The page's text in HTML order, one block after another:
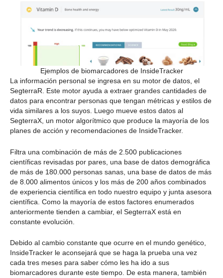
Ejemplos de biomarcadores de InsideTracker
La información personal se ingresa en su motor de datos, el
SegterraR. Este motor ayuda a extraer grandes cantidades de
datos para encontrar personas que tengan métricas y estilos de
vida similares a los suyos. Luego mueve estos datos al
SegterraX, un motor algorítmico que produce la mayoría de los
planes de acción y recomendaciones de InsideTracker.
Filtra una combinación de más de 2.500 publicaciones
científicas revisadas por pares, una base de datos demográfica
de más de 180.000 personas sanas, una base de datos de más
de 8.000 alimentos únicos y los más de 200 años combinados
de experiencia científica en todo nuestro equipo y junta asesora
científica. Como la mayoría de estos factores enumerados
anteriormente tienden a cambiar, el SegterraX está en
constante evolución.
Debido al cambio constante que ocurre en el mundo genético,
InsideTracker le aconsejará que se haga la prueba una vez
cada tres meses para saber cómo les ha ido a sus
biomarcadores durante este tiempo. De esta manera, también